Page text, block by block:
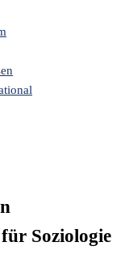
Soziologie